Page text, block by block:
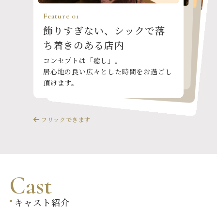
Feature 01
飾りすぎない、シックで落
ち着きのある店内
コンセプトは「癒し」。
居心地の良い広々とした時間をお過ごし
頂けます。
Feature 02
特別な時間を過ごせる
VIPROOM
VIPROOM 2部屋完備
団体様でのご利用頂ける大人の空間
Feature 03
20代後半から30代と美貌に
満ち溢れた女性が在籍
札幌すすきので行き届いたサービス、マ
ナーはもちろんのこと、質の高い接客を
ご堪能いただけます。
明朗会計で安心。
すすきの初心者も大歓迎！
初めての方や観光の方でも安心の料金シ
ステム。
ご希望の方には都度、料金やお時間をお
知らせ致します。
フリックできます
Cast
キャスト紹介